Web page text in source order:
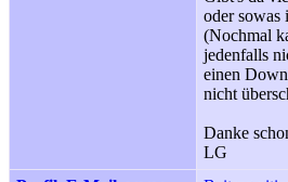
oder sowas
(Nochmal
jedenfalls
einen
nicht
Danke
LG